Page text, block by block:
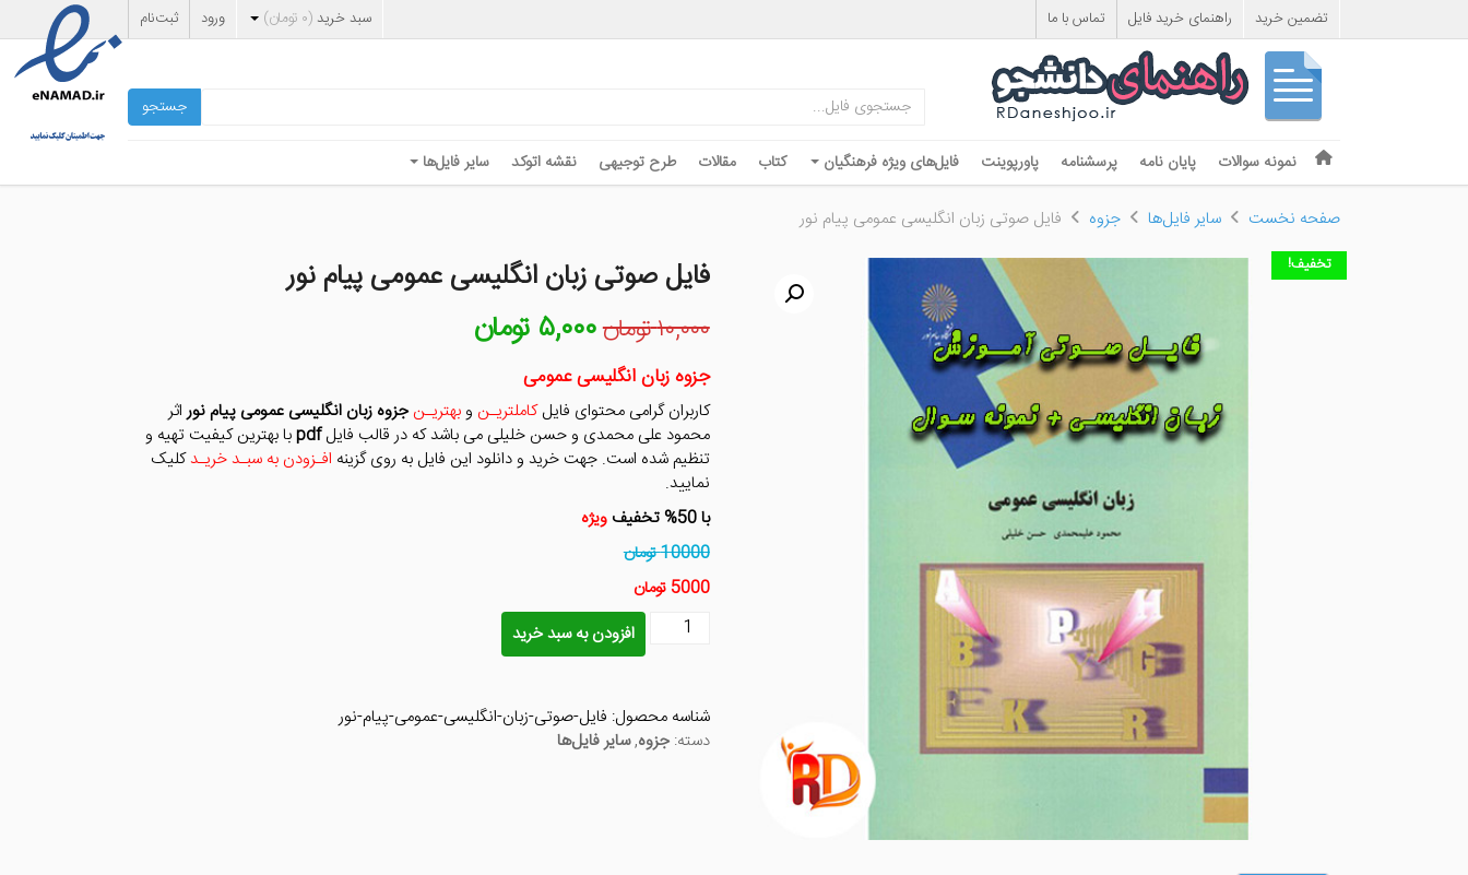
تضمین خرید راهنمای خرید فایل تماس با ما سبد خرید (۰ تومان) ورود ثبت‌نام
جستجو
Menu
Skip to content
نمونه سوالات پایان نامه پرسشنامه پاورپوینت فایل‌های ویژه فرهنگیان کتاب مقالات طرح توجیهی نقشه اتوکد سایر فایل‌ها
صفحه نخست سایر فایل‌ها جزوه فایل صوتی زبان انگلیسی عمومی پیام نور
تخفیف! فایل صوتی زبان انگلیسی عمومی پیام نور
۱۰,۰۰۰تومانقیمت
اصلی
۱۰,۰۰۰ تومان
بود.
۵,۰۰۰ تومان
است.
جزوه زبان انگلیسی عمومی
کاربران گرامی محتوای فایلکاملتریـن وبهتریـن جزوه زبان انگلیسی عمومی پیام نوراثر
محمود علی محمدی و حسن خلیلی می باشد که در قالب فایلpdfبا بهترین کیفیت تهیه و
تنظیم شده است. جهت خرید و دانلود این فایل به روی گزینه افـزودن به سبـد خریـدکلیک
نمایید.
با 50% تخفیف
ویژه
10000 تومان
5000 تومان
فایل
عمومی
پیام
افزودن به سبد خرید
شناسه محصول: فایل-صوتی-زبان-انگلیسی-عمومی-پیام-نور
دسته:جزوه,سایر فایل‌ها